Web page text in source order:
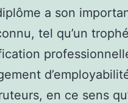
a son
tel qu’un
en ce sens